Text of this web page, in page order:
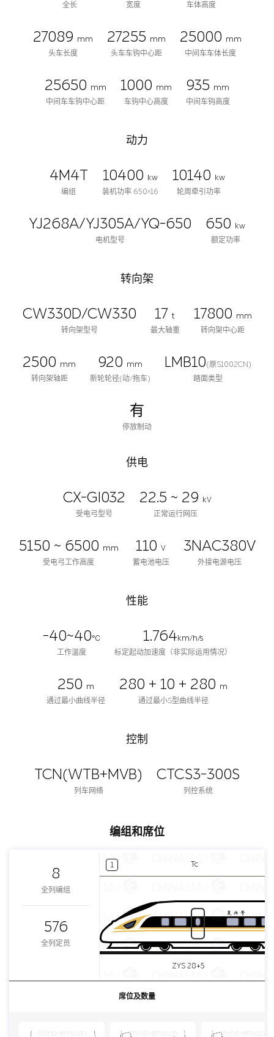
全长
宽度
车体高度
27089 mm
头车长度
27255 mm
头车车钩中心距
25000 mm
中间车车体长度
25650 mm
中间车车钩中心距
1000 mm
车钩中心高度
935 mm
中间车钩高度
动力
4M4T
编组
10400
kw
装机功率 650×16
10140
kw
轮周牵引功率
YJ268A/YJ305A/YQ-650
电机型号
650
kw
额定功率
转向架
CW330D/CW330
转向架型号
17 t
最大轴重
17800 mm
转向架中心距
2500 mm
转向架轴距
920 mm
新轮轮径(动/拖车)
LMB10(原S1002CN)
踏面类型
有
停放制动
供电
CX-GI032
受电弓型号
22.5 ~ 29
kV
正常运行网压
5150 ~ 6500 mm
受电弓工作高度
110 V
蓄电池电压
3NAC380V
外接电源电压
性能
-40~40℃
工作温度
1.764 km/h/s
标定起动加速度（非实际运用情况）
250 m
通过最小曲线半径
280 + 10 + 280 m
通过最小S型曲线半径
控制
TCN(WTB+MVB)
列车网络
CTCS3-300S
列控系统
编组和席位
8
全列编组
576
全列定员
1 Tc
ZYS 28+5
席位及数量
china-emu.cn china-emu.cn